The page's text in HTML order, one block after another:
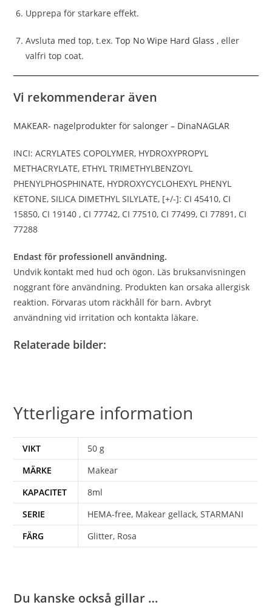
Upprepa för starkare effekt.
Avsluta med top, t.ex.Top No Wipe Hard Glass , eller
valfri top coat.
Vi rekommenderar även
MAKEAR- nagelprodukter för salonger – DinaNAGLAR
INCI: ACRYLATES COPOLYMER, HYDROXYPROPYL
METHACRYLATE, ETHYL TRIMETHYLBENZOYL
PHENYLPHOSPHINATE, HYDROXYCYCLOHEXYL PHENYL
KETONE, SILICA DIMETHYL SILYLATE, [+/-]: CI 45410, CI
15850, CI 19140 , CI 77742, CI 77510, CI 77499, CI 77891, CI
77288
Endast för professionell användning.
Undvik kontakt med hud och ögon. Läs bruksanvisningen
noggrant före användning. Produkten kan orsaka allergisk
reaktion. Förvaras utom räckhåll för barn. Avbryt
användning vid irritation och kontakta läkare.
Relaterade bilder:
Ytterligare information
VIKT
50 g
MÄRKE
Makear
KAPACITET
8ml
SERIE
HEMA-free, Makear gellack, STARMANI
FÄRG
Glitter, Rosa
Du kanske också gillar …